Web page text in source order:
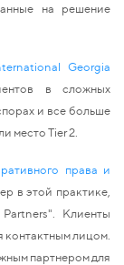
на решение
Georgia
в сложных
и все больше
местоTier2.
права и
в этой практике,
Клиенты
контактным лицом.
партнером для